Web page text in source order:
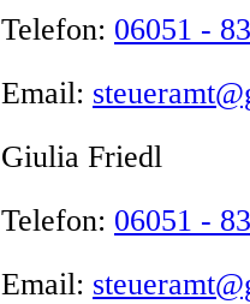
Telefon: 06051 -
Email:
Giulia Friedl
Telefon: 06051 -
Email: